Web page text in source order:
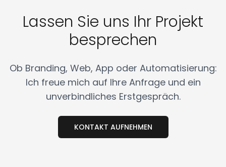
Lassen Sie uns Ihr Projekt
besprechen
Ob Branding, Web, App oder Automatisierung:
Ich freue mich auf Ihre Anfrage und ein
unverbindliches Erstgespräch.
KONTAKT AUFNEHMEN